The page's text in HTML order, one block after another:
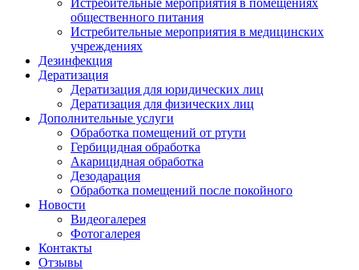
общественного питания
Истребительные мероприятия в медицинских
учреждениях
Дезинфекция
Дератизация
Дератизация для юридических лиц
Дератизация для физических лиц
Дополнительные услуги
Обработка помещений от ртути
Гербицидная обработка
Акарицидная обработка
Дезодарация
Обработка помещений после покойного
Новости
Видеогалерея
Фотогалерея
Контакты
Отзывы